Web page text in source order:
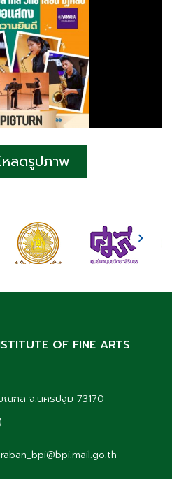
หลดรูปภาพ
OF FINE ARTS
ณฑล จ.นครปฐม 73170